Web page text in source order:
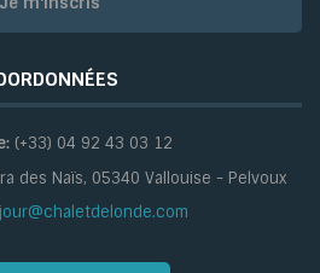
(+33) 04 92 43 03 12
des Naïs, 05340 Vallouise - Pelvoux